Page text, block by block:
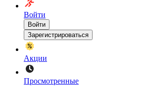
Войти
Войти
Зарегистрироваться
Акции
Просмотренные